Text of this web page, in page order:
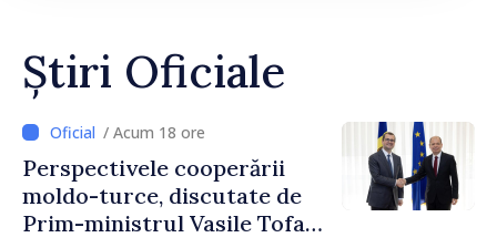
Știri Oficiale
/ Acum 18 ore
Perspectivele cooperării
moldo-turce, discutate de
Prim-ministrul Vasile Tofan